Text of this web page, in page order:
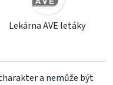
Lekárna AVE letáky
a nemůže být